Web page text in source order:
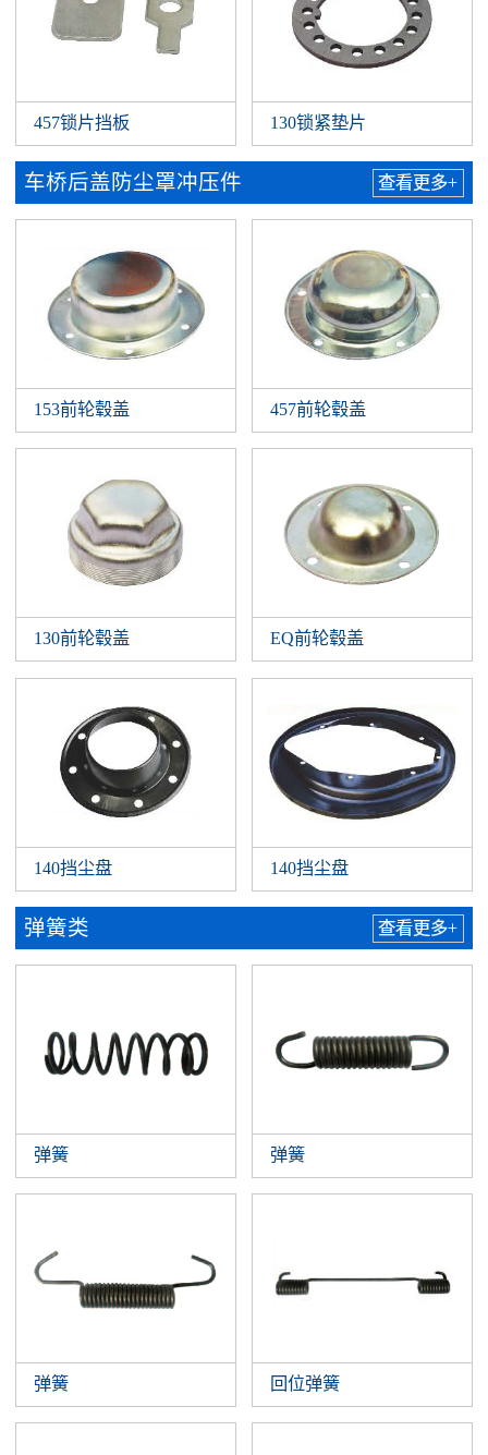
457锁片挡板 130锁紧垫片
车桥后盖防尘罩冲压件 查看更多+
153前轮毂盖 457前轮毂盖
130前轮毂盖 EQ前轮毂盖
140挡尘盘 140挡尘盘
弹簧类 查看更多+
弹簧 弹簧
弹簧 回位弹簧